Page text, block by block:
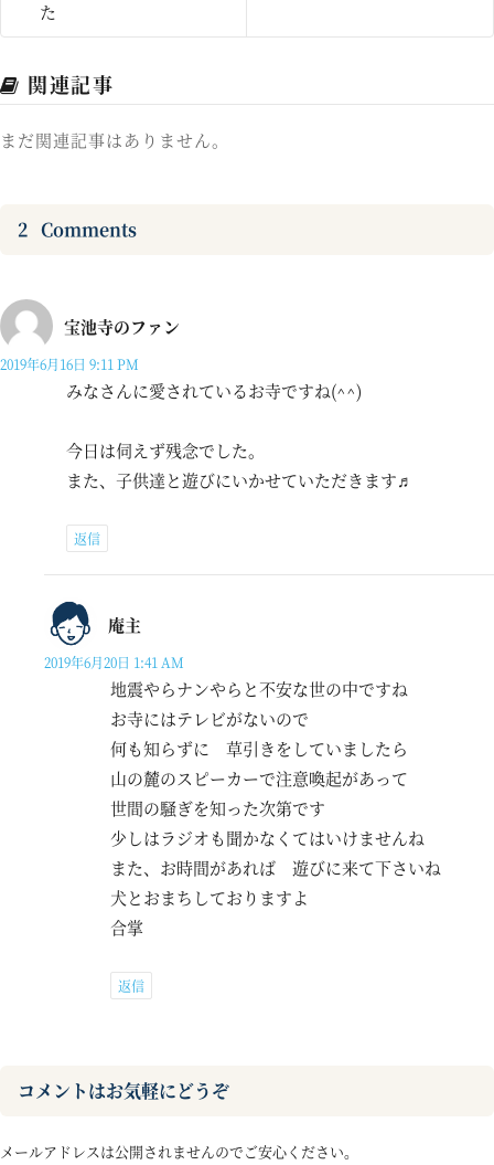
た
関連記事
まだ関連記事はありません。
2 Comments
宝池寺のファン
2019年6月16日 9:11 PM
みなさんに愛されているお寺ですね(^^)
今日は伺えず残念でした。
また、子供達と遊びにいかせていただきます♬
返信
庵主
2019年6月20日 1:41 AM
地震やらナンやらと不安な世の中ですね
お寺にはテレビがないので
何も知らずに 草引きをしていましたら
山の麓のスピーカーで注意喚起があって
世間の騒ぎを知った次第です
少しはラジオも聞かなくてはいけませんね
また、お時間があれば 遊びに来て下さいね
犬とおまちしておりますよ
合掌
返信
コメントはお気軽にどうぞ
メールアドレスは公開されませんのでご安心ください。